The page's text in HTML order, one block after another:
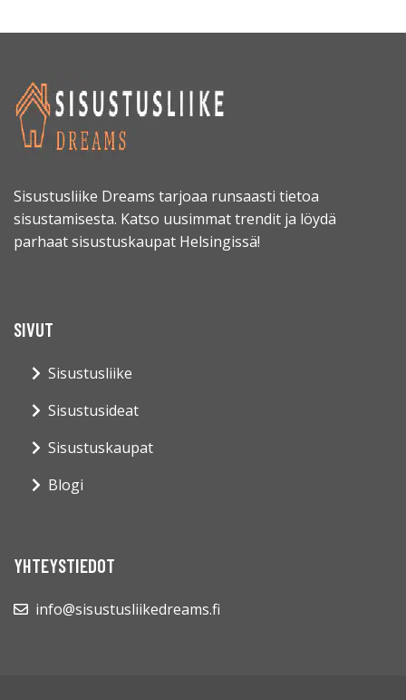
Sisustusliike Dreams tarjoaa runsaasti tietoa
sisustamisesta. Katso uusimmat trendit ja löydä
parhaat sisustuskaupat Helsingissä!
SIVUT
Sisustusliike
Sisustusideat
Sisustuskaupat
Blogi
YHTEYSTIEDOT
info@sisustusliikedreams.fi